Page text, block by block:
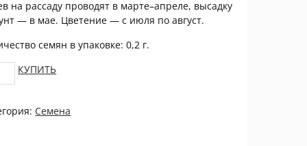
на рассаду проводят в марте–апреле, высадку
— в мае. Цветение — с июля по август.
семян в упаковке: 0,2 г.
КУПИТЬ
Семена